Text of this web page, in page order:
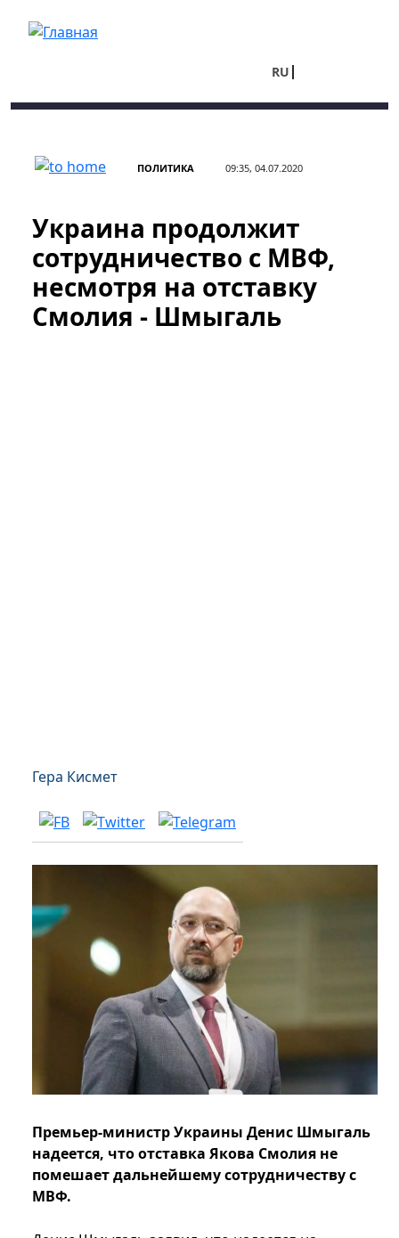
RU
ПОЛИТИКА 09:35, 04.07.2020
Украина продолжит
сотрудничество с МВФ,
несмотря на отставку
Смолия - Шмыгаль
Гера Кисмет
Премьер-министр Украины Денис Шмыгаль
надеется, что отставка Якова Смолия не
помешает дальнейшему сотрудничеству с
МВФ.